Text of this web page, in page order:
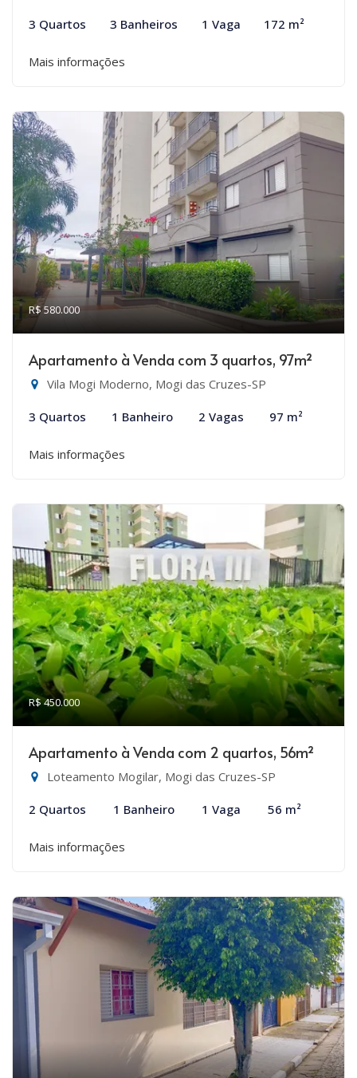
3 Quartos 3 Banheiros 1 Vaga 172 m²
Mais informações
R$ 580.000
Apartamento à Venda com 3 quartos, 97m²
Vila Mogi Moderno, Mogi das Cruzes-SP
3 Quartos 1 Banheiro 2 Vagas 97 m²
Mais informações
R$ 450.000
Apartamento à Venda com 2 quartos, 56m²
Loteamento Mogilar, Mogi das Cruzes-SP
2 Quartos 1 Banheiro 1 Vaga 56 m²
Mais informações